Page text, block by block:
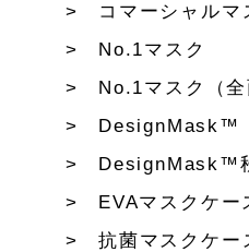
コマーシャルマ
No.1マスク
No.1マスク（全
DesignMask™
DesignMask™
EVAマスクケー
抗菌マスクケー